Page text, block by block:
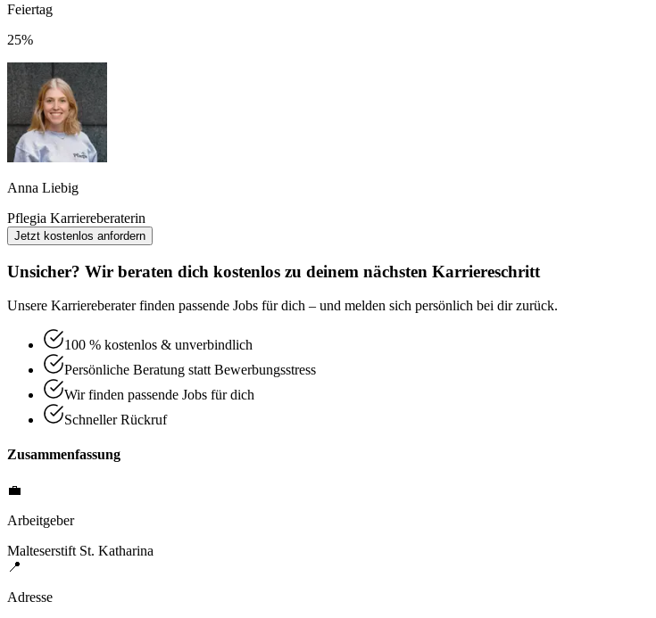
Feiertag
25%
Anna Liebig
Pflegia Karriereberaterin
Jetzt kostenlos anfordern
Unsicher? Wir beraten dich kostenlos zu deinem nächsten Karriereschritt
Unsere Karriereberater finden passende Jobs für dich – und melden sich persönlich bei dir zurück.
100 % kostenlos & unverbindlich
Persönliche Beratung statt Bewerbungsstress
Wir finden passende Jobs für dich
Schneller Rückruf
Zusammenfassung
💼
Arbeitgeber
Malteserstift St. Katharina
📍
Adresse